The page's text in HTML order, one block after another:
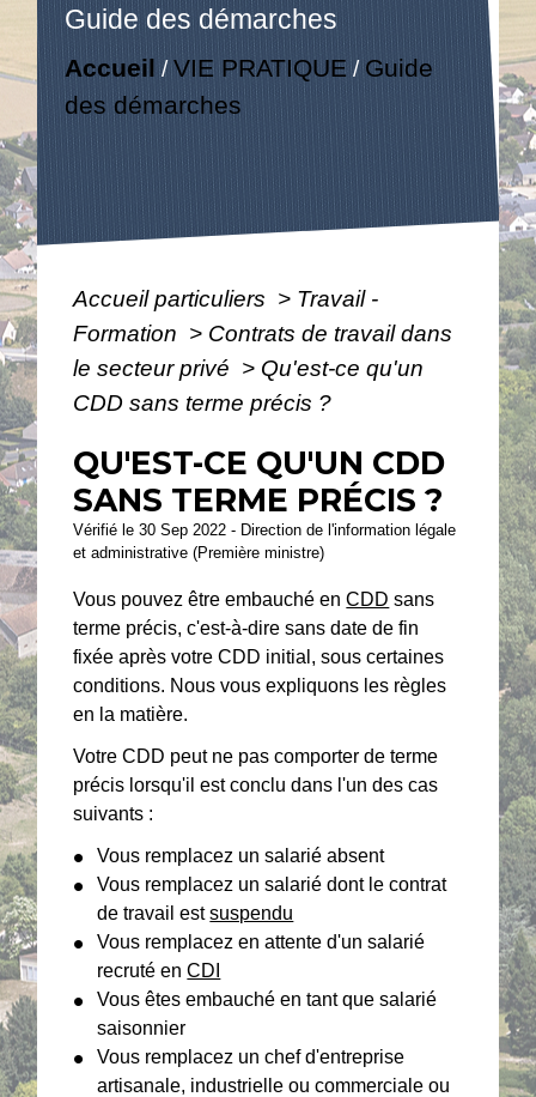
Guide des démarches
Accueil /VIE PRATIQUE / Guide
des démarches
Accueil particuliers > Travail -
Formation > Contrats de travail dans
le secteur privé > Qu'est-ce qu'un
CDD sans terme précis ?
QU'EST-CE QU'UN CDD
SANS TERME PRÉCIS ?
Vérifié le 30 Sep 2022 - Direction de l'information légale
et administrative (Première ministre)
Vous pouvez être embauché enCDD sans
terme précis, c'est-à-dire sans date de fin
fixée après votre CDD initial, sous certaines
conditions. Nous vous expliquons les règles
en la matière.
Votre CDD peut ne pas comporter de terme
précis lorsqu'il est conclu dans l'un des cas
suivants :
Vous remplacez un salarié absent
Vous remplacez un salarié dont le contrat
de travail estsuspendu
Vous remplacez en attente d'un salarié
recruté enCDI
Vous êtes embauché en tant que salarié
saisonnier
Vous remplacez un chef d'entreprise
artisanale, industrielle ou commerciale ou